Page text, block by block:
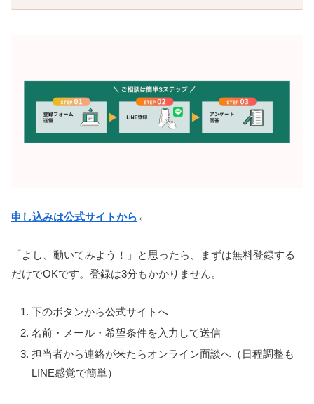
申し込みは公式サイトから ←
「よし、動いてみよう！」と思ったら、まずは無料登録する
だけでOKです。登録は3分もかかりません。
下のボタンから公式サイトへ
名前・メール・希望条件を入力して送信
担当者から連絡が来たらオンライン面談へ（日程調整も
LINE感覚で簡単）